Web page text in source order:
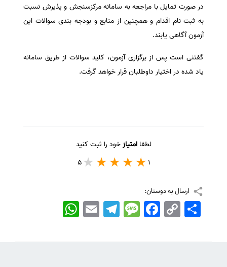
سفارش ترجمه همزمان
سفارش چکیده گرافیکی
سفارش تهیه کاورلتر
سفارش انگیزه‌نامه‌SOP
در صورت تمایل با مراجعه به سامانه مرکزسنجش و پذیرش نسبت
به ثبت نام اقدام و همچنین از منابع و بودجه بندی سوالات این
آزمون آگاهی یابند.
گفتنی است پس از برگزاری آزمون، کلید سوالات از طریق سامانه
یاد شده در اختیار داوطلبان قرار خواهد گرفت.
لطفاامتیازخود را ثبت کنید
1
5
ارسال به دوستان:
WhatsApp EmailTelegramMessageFacebook Copy
Link
اشتراک